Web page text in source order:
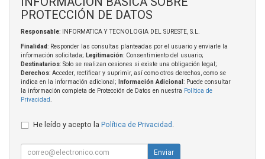
PROTECCIÓN DE DATOS
Responsable: INFORMATICA Y TECNOLOGIA DEL SURESTE, S.L.
Finalidad: Responder las consultas planteadas por el usuario y enviarle la
información solicitada; Legitimación: Consentimiento del usuario;
Destinatarios: Solo se realizan cesiones si existe una obligación legal;
Derechos: Acceder, rectificar y suprimir, así como otros derechos, como se
indica en la información adicional;
Información Adicional : Puede consultar
la información completa de Protección de Datos en nuestra Política de
Privacidad
He leído y acepto la Política de Privacidad
Enviar